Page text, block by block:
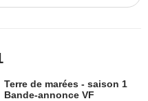
Terre de marées - saison 1
Bande-annonce VF